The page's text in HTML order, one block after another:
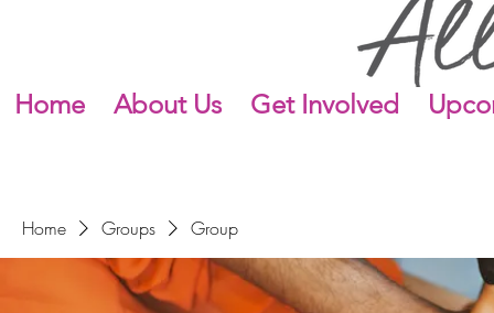
Home About Us Get Involved
Home Groups Group